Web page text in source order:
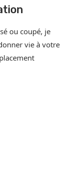
ou coupé, je
vie à votre